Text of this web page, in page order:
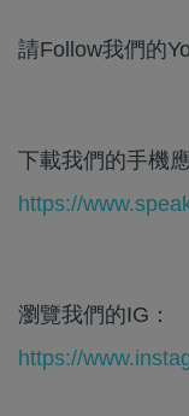
請Follow我們的
下載我們的手機
https://
瀏覽我們的IG：
https://